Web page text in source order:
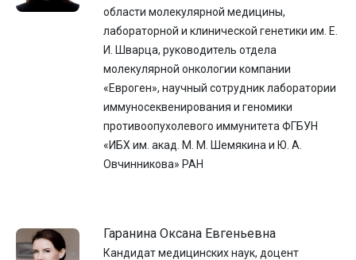
области молекулярной медицины,
лабораторной и клинической генетики им. Е.
И. Шварца, руководитель отдела
молекулярной онкологии компании
«Евроген», научный сотрудник лаборатории
иммуносеквенирования и геномики
противоопухолевого иммунитета ФГБУН
«ИБХ им. акад. М. М. Шемякина и Ю. А.
Овчинникова» РАН
Гаранина Оксана Евгеньевна
Кандидат медицинских наук, доцент